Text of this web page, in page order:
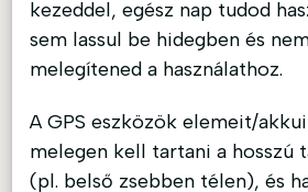
kezeddel, egész nap tudod
sem lassul be hidegben és
melegítened a használathoz.
A GPS eszközök elemeit/
melegen kell tartani a hosszú
(pl. belső zsebben télen), és